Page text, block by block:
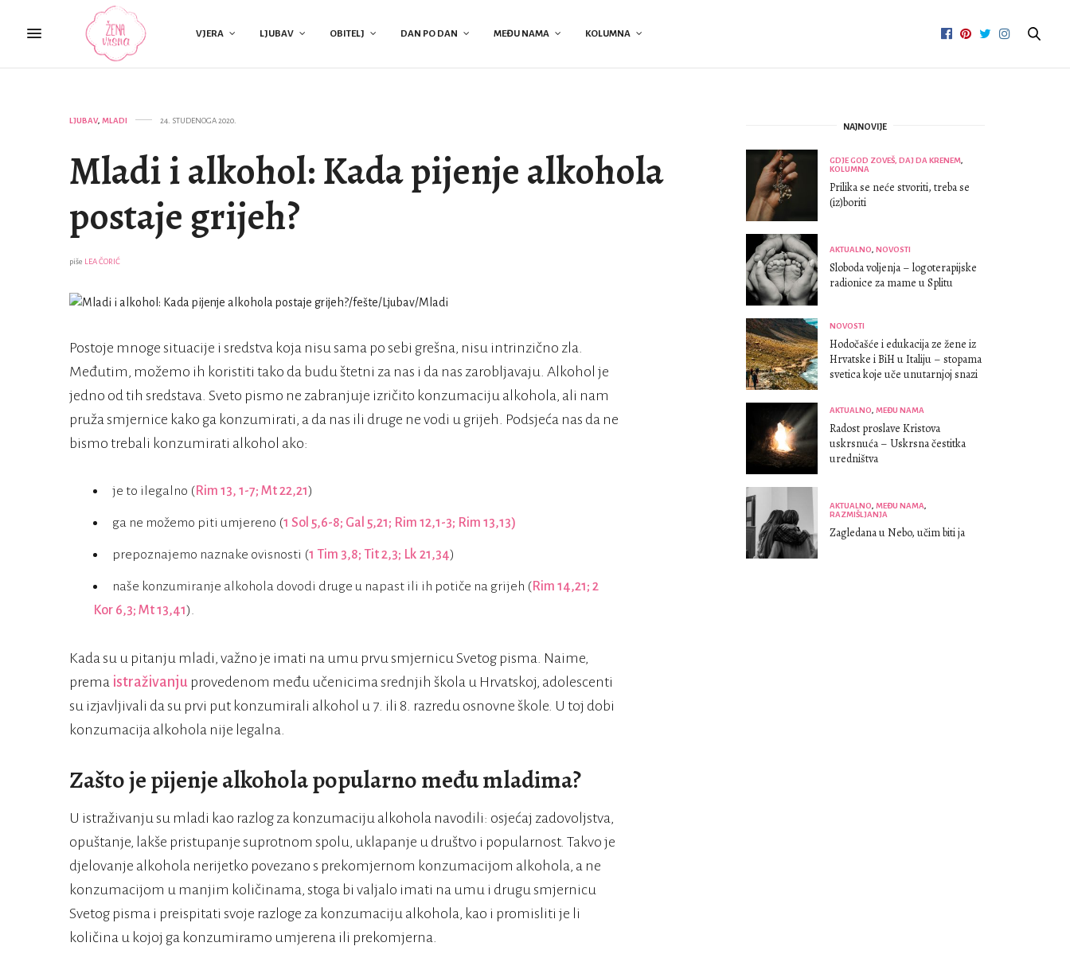
VJERA LJUBAV OBITELJ DAN PO DAN MEĐU NAMA KOLUMNA
LJUBAV, MLADI 24. STUDENOGA 2020.
Mladi i alkohol: Kada pijenje alkohola
postaje grijeh?
piše LEA ČORIĆ
Postoje mnoge situacije i sredstva koja nisu sama po sebi grešna, nisu intrinzično zla.
Međutim, možemo ih koristiti tako da budu štetni za nas i da nas zarobljavaju. Alkohol je
jedno od tih sredstava. Sveto pismo ne zabranjuje izričito konzumaciju alkohola, ali nam
pruža smjernice kako ga konzumirati, a da nas ili druge ne vodi u grijeh. Podsjeća nas da ne
bismo trebali konzumirati alkohol ako:
je to ilegalno (Rim 13, 1-7; Mt 22,21)
ga ne možemo piti umjereno (1 Sol 5,6-8; Gal 5,21; Rim 12,1-3; Rim 13,13)
prepoznajemo naznake ovisnosti (1 Tim 3,8; Tit 2,3; Lk 21,34)
naše konzumiranje alkohola dovodi druge u napast ili ih potiče na grijeh (Rim 14,21; 2
Kor 6,3; Mt 13,41).
Kada su u pitanju mladi, važno je imati na umu prvu smjernicu Svetog pisma. Naime,
prema istraživanju provedenom među učenicima srednjih škola u Hrvatskoj, adolescenti
su izjavljivali da su prvi put konzumirali alkohol u 7. ili 8. razredu osnovne škole. U toj dobi
konzumacija alkohola nije legalna.
Zašto je pijenje alkohola popularno među mladima?
U istraživanju su mladi kao razlog za konzumaciju alkohola navodili: osjećaj zadovoljstva,
opuštanje, lakše pristupanje suprotnom spolu, uklapanje u društvo i popularnost. Takvo je
djelovanje alkohola nerijetko povezano s prekomjernom konzumacijom alkohola, a ne
konzumacijom u manjim količinama, stoga bi valjalo imati na umu i drugu smjernicu
Svetog pisma i preispitati svoje razloge za konzumaciju alkohola, kao i promisliti je li
količina u kojoj ga konzumiramo umjerena ili prekomjerna.
NAJNOVIJE
GDJE GOD ZOVEŠ, DAJ DA KRENEM,
KOLUMNA
Prilika se neće stvoriti, treba se
(iz)boriti
AKTUALNO, NOVOSTI
Sloboda voljenja – logoterapijske
radionice za mame u Splitu
NOVOSTI
Hodočašće i edukacija ze žene iz
Hrvatske i BiH u Italiju – stopama
svetica koje uče unutarnjoj snazi
AKTUALNO, MEĐU NAMA
Radost proslave Kristova
uskrsnuća – Uskrsna čestitka
uredništva
AKTUALNO, MEĐU NAMA,
RAZMIŠLJANJA
Zagledana u Nebo, učim biti ja